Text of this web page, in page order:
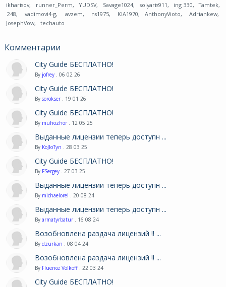
ikharisov, runner_Perm, YUDSV, Savage1024, solyaris911 , ing 330, Tamtek,
248, vadimovi4-g, avzem, ns1975, KIA1970, AnthonyVioto, Adriankew,
JosephVow, techauto
Комментарии
City Guide БЕСПЛАТНО!
By jofrey . 06 02 26
City Guide БЕСПЛАТНО!
By sorokser . 19 01 26
City Guide БЕСПЛАТНО!
By muhozhor . 12 05 25
Выданные лицензии теперь доступн ...
By KoJIoTyn . 28 03 25
City Guide БЕСПЛАТНО!
By FSergey . 27 03 25
Выданные лицензии теперь доступн ...
By michaelorel . 20 08 24
Выданные лицензии теперь доступн ...
By armatyrbatur . 16 08 24
Возобновлена раздача лицензий !! ...
By dzurkan . 08 04 24
Возобновлена раздача лицензий !! ...
By Fluence Volkoff . 22 03 24
City Guide БЕСПЛАТНО!